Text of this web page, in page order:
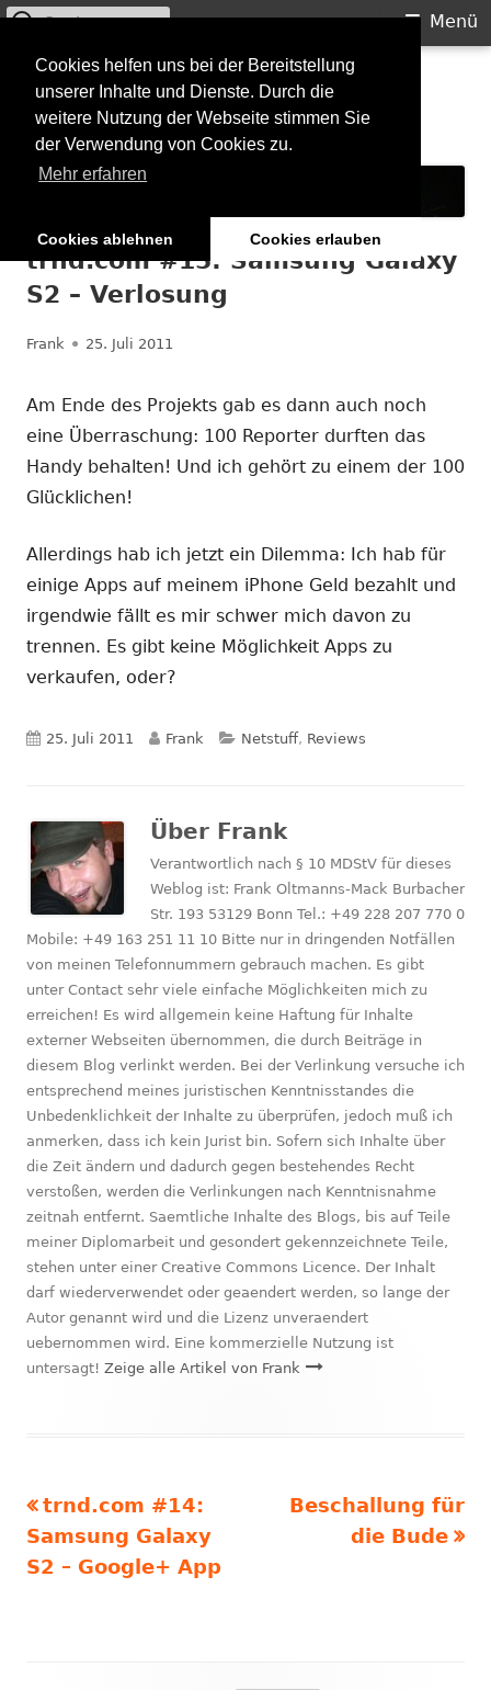
Cookies helfen uns bei der Bereitstellung
unserer Inhalte und Dienste. Durch die
weitere Nutzung der Webseite stimmen Sie
der Verwendung von Cookies zu.
Mehr erfahren
Cookies ablehnen Cookies erlauben
Springe
Inhalt
Starkilla
Konzertberichte und mehr
Primäres
Menü
Menü
Suchen
trnd.com #15: Samsung Galaxy
S2 – Verlosung
Autor
Frank Veröffentlicht
25. Juli 2011
Am Ende des Projekts gab es dann auch noch
eine Überraschung: 100 Reporter durften das
Handy behalten! Und ich gehört zu einem der 100
Glücklichen!
Allerdings hab ich jetzt ein Dilemma: Ich hab für
einige Apps auf meinem iPhone Geld bezahlt und
irgendwie fällt es mir schwer mich davon zu
trennen. Es gibt keine Möglichkeit Apps zu
verkaufen, oder?
Veröffentlicht
25. Juli 2011 Autor
Frank Kategorien
Netstuff, Reviews
Über Frank
Verantwortlich nach § 10 MDStV für dieses
Weblog ist: Frank Oltmanns-Mack Burbacher
Str. 193 53129 Bonn Tel.: +49 228 207 770 0
Mobile: +49 163 251 11 10 Bitte nur in dringenden Notfällen
von meinen Telefonnummern gebrauch machen. Es gibt
unter Contact sehr viele einfache Möglichkeiten mich zu
erreichen! Es wird allgemein keine Haftung für Inhalte
externer Webseiten übernommen, die durch Beiträge in
diesem Blog verlinkt werden. Bei der Verlinkung versuche ich
entsprechend meines juristischen Kenntnisstandes die
Unbedenklichkeit der Inhalte zu überprüfen, jedoch muß ich
anmerken, dass ich kein Jurist bin. Sofern sich Inhalte über
die Zeit ändern und dadurch gegen bestehendes Recht
verstoßen, werden die Verlinkungen nach Kenntnisnahme
zeitnah entfernt. Saemtliche Inhalte des Blogs, bis auf Teile
meiner Diplomarbeit und gesondert gekennzeichnete Teile,
stehen unter einer Creative Commons Licence. Der Inhalt
darf wiederverwendet oder geaendert werden, so lange der
Autor genannt wird und die Lizenz unveraendert
uebernommen wird. Eine kommerzielle Nutzung ist
untersagt! Zeige alle Artikel von Frank
Beitragsnavigation
Vorheriger
Beitrag:
trnd.com #14:
Samsung Galaxy
S2 – Google+ App
Nächster
Beitrag
Beschallung für
die Bude